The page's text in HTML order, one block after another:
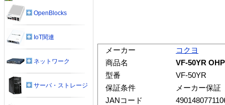
メーカー
コクヨ
商品名
VF-50YR
型番
VF-50YR
保証条件
メーカー保証
JANコード
OpenBlocks
IoT関連
ネットワーク
サーバ・ストレージ